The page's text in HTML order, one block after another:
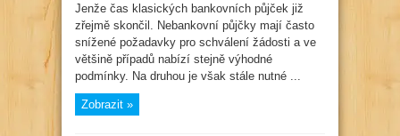
věci,
na
které
si
pozor
před
uzavřením
Jenže čas klasických bankovních půjček již
zřejmě skončil. Nebankovní půjčky mají často
snížené požadavky pro schválení žádosti a ve
většině případů nabízí stejně výhodné
podmínky. Na druhou je však stále nutné ...
Zobrazit »